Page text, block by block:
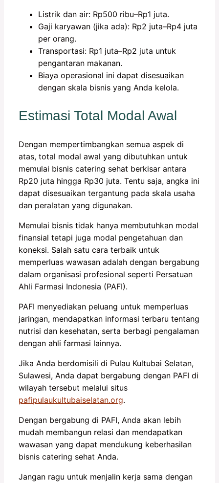
Listrik dan air: Rp500 ribu–Rp1 juta.
Gaji karyawan (jika ada): Rp2 juta–Rp4 juta
per orang.
Transportasi: Rp1 juta–Rp2 juta untuk
pengantaran makanan.
Biaya operasional ini dapat disesuaikan
dengan skala bisnis yang Anda kelola.
Estimasi Total Modal Awal
Dengan mempertimbangkan semua aspek di
atas, total modal awal yang dibutuhkan untuk
memulai bisnis catering sehat berkisar antara
Rp20 juta hingga Rp30 juta. Tentu saja, angka ini
dapat disesuaikan tergantung pada skala usaha
dan peralatan yang digunakan.
Memulai bisnis tidak hanya membutuhkan modal
finansial tetapi juga modal pengetahuan dan
koneksi. Salah satu cara terbaik untuk
memperluas wawasan adalah dengan bergabung
dalam organisasi profesional seperti Persatuan
Ahli Farmasi Indonesia (PAFI).
PAFI menyediakan peluang untuk memperluas
jaringan, mendapatkan informasi terbaru tentang
nutrisi dan kesehatan, serta berbagi pengalaman
dengan ahli farmasi lainnya.
Jika Anda berdomisili di Pulau Kultubai Selatan,
Sulawesi, Anda dapat bergabung dengan PAFI di
wilayah tersebut melalui situs
pafipulaukultubaiselatan.org.
Dengan bergabung di PAFI, Anda akan lebih
mudah membangun relasi dan mendapatkan
wawasan yang dapat mendukung keberhasilan
bisnis catering sehat Anda.
Jangan ragu untuk menjalin kerja sama dengan